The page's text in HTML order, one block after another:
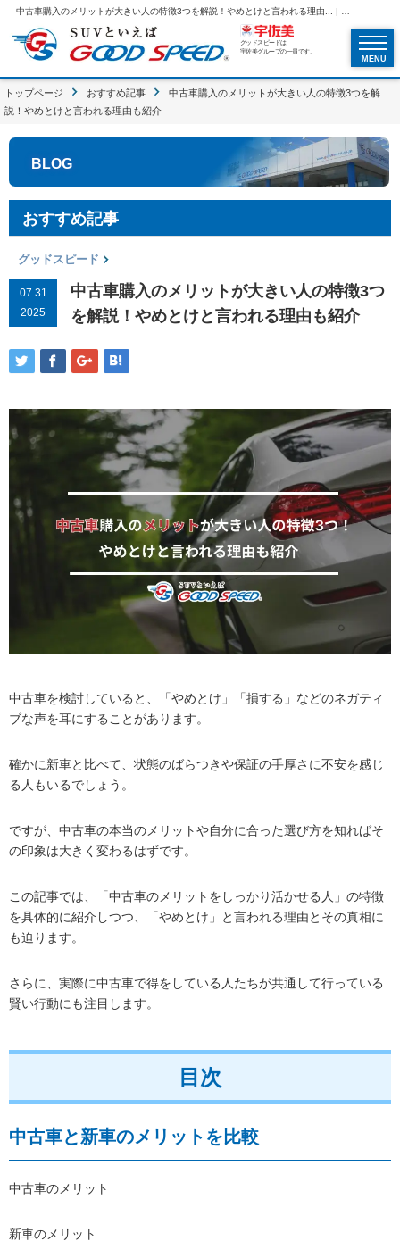
グッドスピードは
宇佐美グループの一員です。
MENU
トップページ おすすめ記事
中古車購入のメリットが大きい人の特徴3つを解
説！やめとけと言われる理由も紹介
BLOG
おすすめ記事
グッドスピード
07.31
2025
中古車購入のメリットが大きい人の特徴3つ
を解説！やめとけと言われる理由も紹介
中古車を検討していると、「やめとけ」「損する」などのネガティ
ブな声を耳にすることがあります。
確かに新車と比べて、状態のばらつきや保証の手厚さに不安を感じ
る人もいるでしょう。
ですが、中古車の本当のメリットや自分に合った選び方を知ればそ
の印象は大きく変わるはずです。
この記事では、「中古車のメリットをしっかり活かせる人」の特徴
を具体的に紹介しつつ、「やめとけ」と言われる理由とその真相に
も迫ります。
さらに、実際に中古車で得をしている人たちが共通して行っている
賢い行動にも注目します。
目次
中古車と新車のメリットを比較
中古車のメリット
新車のメリット